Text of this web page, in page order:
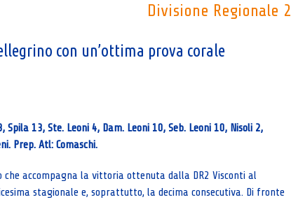
Divisione Regionale 2
con un’ottima prova corale
Spila 13, Ste. Leoni 4, Dam. Leoni 10, Seb. Leoni 10, Nisoli 2,
Prep. Atl: Comaschi.
accompagna la vittoria ottenuta dalla DR2 Visconti al
stagionale e, soprattutto, la decima consecutiva. Di fronte